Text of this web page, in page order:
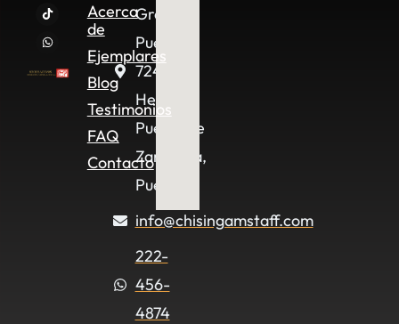
Acerca
de
Ejemplares
Blog
Testimonios
FAQ
Contacto
Granjas
Puebla,
72490
Heroica
Puebla de
Zaragoza,
Pue.
info@chisingamstaff.com
222-
456-
4874